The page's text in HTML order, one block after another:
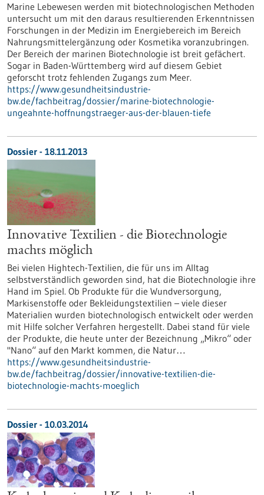
Marine Lebewesen werden mit biotechnologischen Methoden
untersucht um mit den daraus resultierenden Erkenntnissen
Forschungen in der Medizin im Energiebereich im Bereich
Nahrungsmittelergänzung oder Kosmetika voranzubringen.
Der Bereich der marinen Biotechnologie ist breit gefächert.
Sogar in Baden-Württemberg wird auf diesem Gebiet
geforscht trotz fehlenden Zugangs zum Meer.
https://www.gesundheitsindustrie-
bw.de/fachbeitrag/dossier/marine-biotechnologie-
ungeahnte-hoffnungstraeger-aus-der-blauen-tiefe
Dossier - 18.11.2013
Innovative Textilien - die Biotechnologie
machts möglich
Bei vielen Hightech-Textilien, die für uns im Alltag
selbstverständlich geworden sind, hat die Biotechnologie ihre
Hand im Spiel. Ob Produkte für die Wundversorgung,
Markisenstoffe oder Bekleidungstextilien – viele dieser
Materialien wurden biotechnologisch entwickelt oder werden
mit Hilfe solcher Verfahren hergestellt. Dabei stand für viele
der Produkte, die heute unter der Bezeichnung „Mikro“ oder
"Nano“ auf den Markt kommen, die Natur…
https://www.gesundheitsindustrie-
bw.de/fachbeitrag/dossier/innovative-textilien-die-
biotechnologie-machts-moeglich
Dossier - 10.03.2014